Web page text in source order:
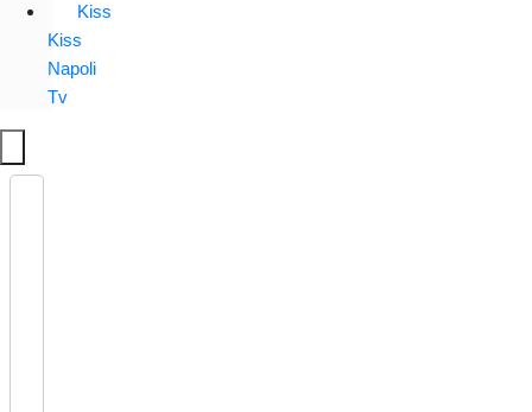
Kiss
Kiss
Napoli
Tv